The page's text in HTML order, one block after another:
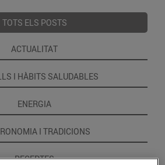
TOTS ELS POSTS
ACTUALITAT
I HÀBITS SALUDABLES
ENERGIA
I TRADICIONS
RECEPTES